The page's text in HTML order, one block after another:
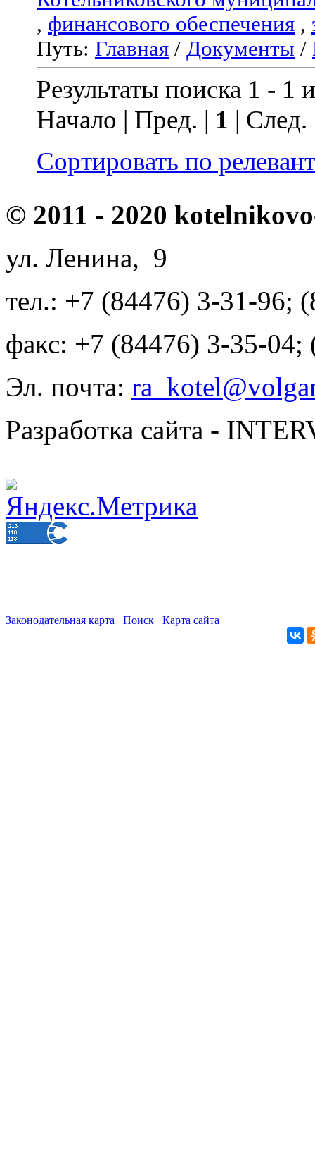
, финансового обеспечения ,
Путь: Главная / Документы /
Результаты поиска 1 - 1
Начало | Пред. | 1 |
Сортировать по
© 2011 - 2020
ул. Ленина, 9
тел.: +7 (84476) 3-31-96;
факс: +7 (84476) 3-35-04;
Эл. почта:
Разработка сайта -
Законодательная карта Поиск Карта сайта